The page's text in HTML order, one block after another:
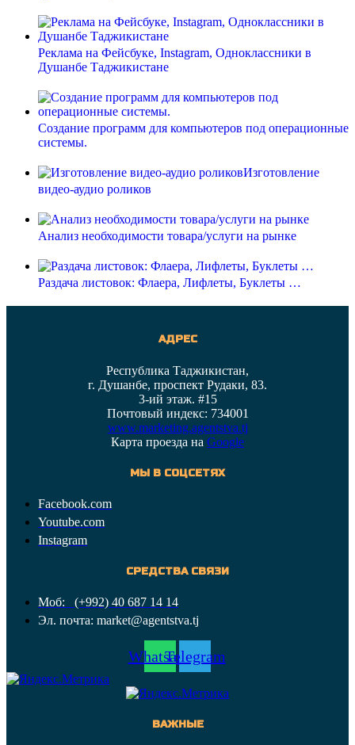
Реклама на Фейсбуке, Instagram, Одноклассники в
Душанбе Таджикистане
Создание программ для компьютеров под операционные
системы.
Изготовление
видео-аудио роликов
Анализ необходимости товара/услуги на рынке
Раздача листовок: Флаера, Лифлеты, Буклеты …
АДРЕС
Республика Таджикистан,
г. Душанбе, проспект Рудаки, 83.
3-ий этаж. #15
Почтовый индекс: 734001
www.marketing.agentstva.tj
Карта проезда на Google
МЫ В СОЦСЕТЯХ
Facebook.com
Youtube.com
Instagram
СРЕДСТВА СВЯЗИ
Моб: (+992) 40 687 14 14
Эл. почта: market@agentstva.tj
WhatsappTelegram
ВАЖНЫЕ